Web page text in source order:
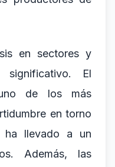
en sectores y
significativo. El
de los más
en torno
llevado a un
Además, las